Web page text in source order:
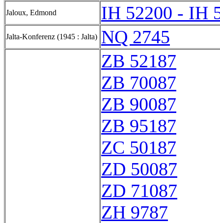
Jaloux, Edmond IH 52200 - IH
Jalta-Konferenz (1945 : Jalta) NQ 2745
ZB 52187
ZB 70087
ZB 90087
ZB 95187
ZC 50187
ZD 50087
ZD 71087
ZH 9787